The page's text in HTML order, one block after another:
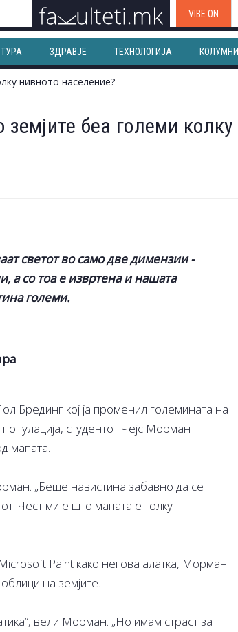
VIBE ON
ЗДРАВЈЕ ТЕХНОЛОГИЈА КОЛУМНИ
беа големи колку
светот во само две димензии -
а со тоа е извртена и нашата
големи.
Брединг кој ја променил големината на
студентот Чејс Морман
мапата.
„Беше навистина забавно да се
Чест ми е што мапата е толку
Paint како негова алатка, Морман
на земјите.
вели Морман. „Но имам страст за